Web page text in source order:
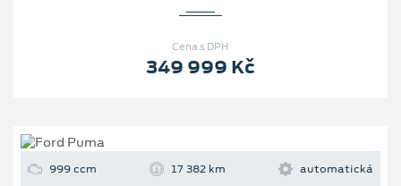
Cena s DPH
349 999 Kč
999 ccm 17 382 km automatická